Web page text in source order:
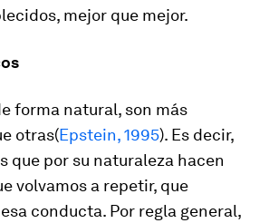
mejor que mejor.
forma natural, son más
otras(Epstein, 1995). Es decir,
que por su naturaleza hacen
volvamos a repetir, que
conducta. Por regla general,